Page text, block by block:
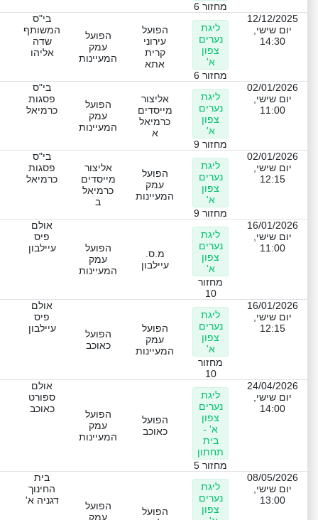
מחזור 6
12/12/2025
יום שישי,
14:30
ליגת
נערים
צפון
א'
מחזור 6
הפועל
עירוני
קרית
אתא
הפועל
עמק
המעיינות
בי"ס
המשותף
שדה
אליהו
02/01/2026
יום שישי,
11:00
ליגת
נערים
צפון
א'
מחזור 9
אליצור
מייסדים
כרמיאל
א
הפועל
עמק
המעיינות
בי"ס
פסגות
כרמיאל
02/01/2026
יום שישי,
12:15
ליגת
נערים
צפון
א'
מחזור 9
הפועל
עמק
המעיינות
אליצור
מייסדים
כרמיאל
ב
בי"ס
פסגות
כרמיאל
16/01/2026
יום שישי,
11:00
ליגת
נערים
צפון
א'
מחזור
10
מ.ס.
עיילבון
הפועל
עמק
המעיינות
אולם
פיס
עיילבון
16/01/2026
יום שישי,
12:15
ליגת
נערים
צפון
א'
מחזור
10
הפועל
עמק
המעיינות
הפועל
כאוכב
אולם
פיס
עיילבון
24/04/2026
יום שישי,
14:00
ליגת
נערים
צפון
א' -
בית
תחתון
מחזור 5
הפועל
כאוכב
הפועל
עמק
המעיינות
אולם
ספורט
כאוכב
08/05/2026
יום שישי,
13:00
ליגת
נערים
צפון
הפועל
הפועל
עמק
בית
החינוך
דגניה א'